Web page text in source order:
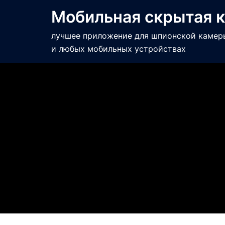
Мобильная скрытая
лучшее приложение для шпионской
и любых мобильных устройствах